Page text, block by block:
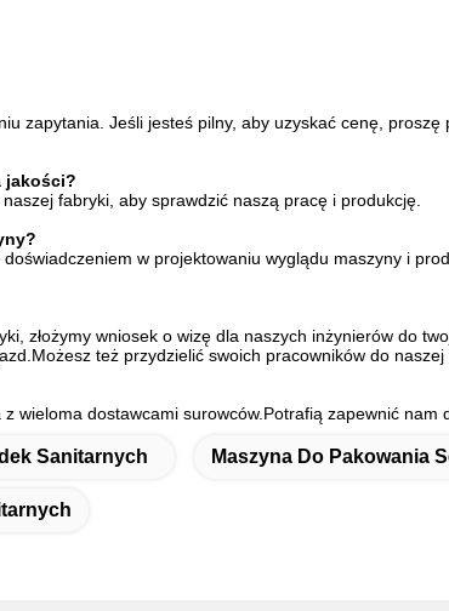
zapytania. Jeśli jesteś pilny, aby uzyskać cenę,
jakości?
fabryki, aby sprawdzić naszą pracę i produkcję.
w projektowaniu wyglądu maszyny i
złożymy wniosek o wizę dla naszych inżynierów do
też przydzielić swoich pracowników do naszej
wieloma dostawcami surowców.Potrafią zapewnić nam
Sanitarnych Maszyna Do Pakowania